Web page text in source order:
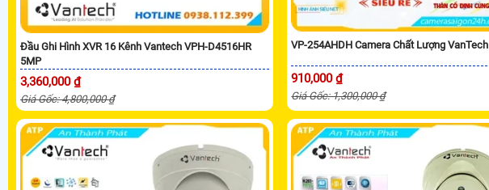
Đầu Ghi Hình XVR 16 Kênh Vantech VPH-D4516HR
5MP
3,360,000 ₫
Giá Gốc: 4,800,000 ₫
VP-254AHDH Camera Chất Lượng VanTech
910,000 ₫
Giá Gốc: 1,300,000 ₫